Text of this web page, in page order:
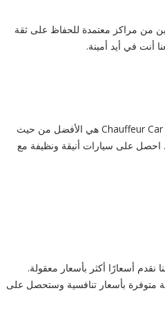
من مراكز معتمدة للحفاظ على ثقة
أنت في أيد أمينة.
السيارات المتوفرة في Chauffeur Car Hire Dubai هي الأفضل من حيث
احصل على سيارات أنيقة ونظيفة مع
نقدم أسعارًا أكثر بأسعار معقولة.
متوفرة بأسعار تنافسية وستحصل على